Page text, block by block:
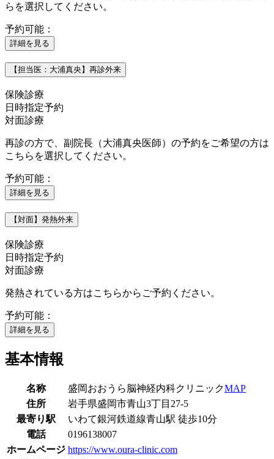
らを選択してください。
予約可能：
詳細を見る
【担当医：大浦真央】再診外来
保険診療
日時指定予約
対面診療
再診の方で、副院長（大浦真央医師）の予約をご希望の方は
こちらを選択してください。
予約可能：
詳細を見る
【対面】発熱外来
保険診療
日時指定予約
対面診療
発熱されている方はこちらからご予約ください。
予約可能：
詳細を見る
基本情報
名称 盛岡おおうら脳神経内科クリニックMAP
住所
岩手県盛岡市青山3丁目27-5
最寄り駅
いわて銀河鉄道線青山駅 徒歩10分
電話
0196138007
ホームページ https://www.oura-clinic.com